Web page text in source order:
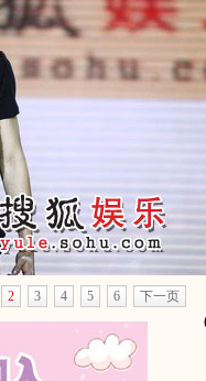
2 3 4 5 6 下一页